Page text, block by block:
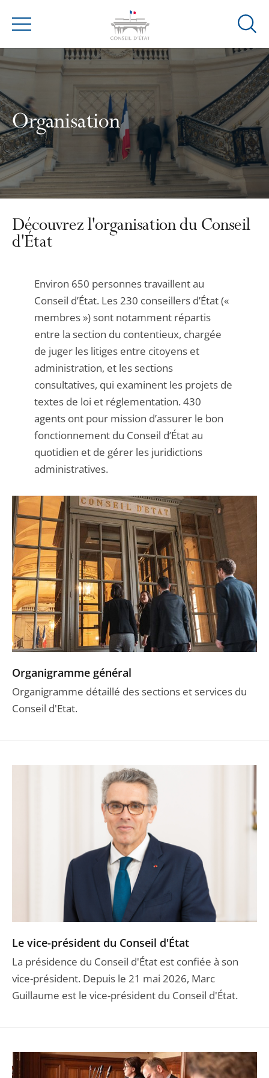
Menu
Ouvrir
de
Organisation
Découvrez l'organisation du Conseil
d'État
Environ 650 personnes travaillent au
Conseil d’État. Les 230 conseillers d’État («
membres ») sont notamment répartis
entre la section du contentieux, chargée
de juger les litiges entre citoyens et
administration, et les sections
consultatives, qui examinent les projets de
textes de loi et réglementation. 430
agents ont pour mission d’assurer le bon
fonctionnement du Conseil d’État au
quotidien et de gérer les juridictions
administratives.
Organigramme général
Organigramme détaillé des sections et services du
Conseil d'Etat.
Le vice-président du Conseil d'État
La présidence du Conseil d'État est confiée à son
vice-président. Depuis le 21 mai 2026, Marc
Guillaume est le vice-président du Conseil d'État.